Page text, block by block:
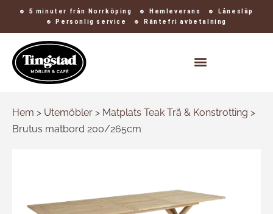
5 minuter från Norrköping Hemleverans
Lånesläp
Personlig service
Räntefri avbetalning
Hem > Utemöbler > Matplats Teak Trä & Konstrotting >
Brutus matbord 200/265cm